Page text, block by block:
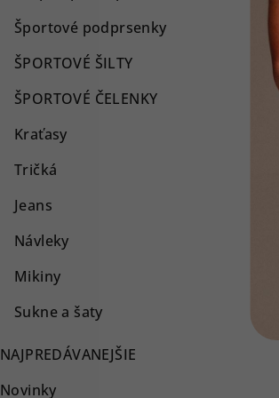
Športové podprsenky
ŠPORTOVÉ ŠILTY
ŠPORTOVÉ ČELENKY
Kraťasy
Tričká
Jeans
Návleky
Mikiny
Sukne a šaty
NAJPREDÁVANEJŠIE
Novinky